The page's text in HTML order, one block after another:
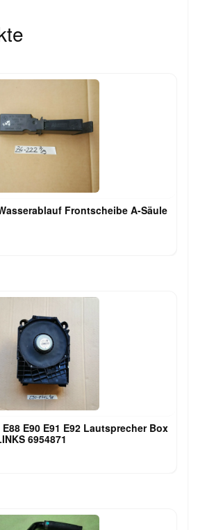
E88 E90 E91 E92 Lautsprecher Box
6954871